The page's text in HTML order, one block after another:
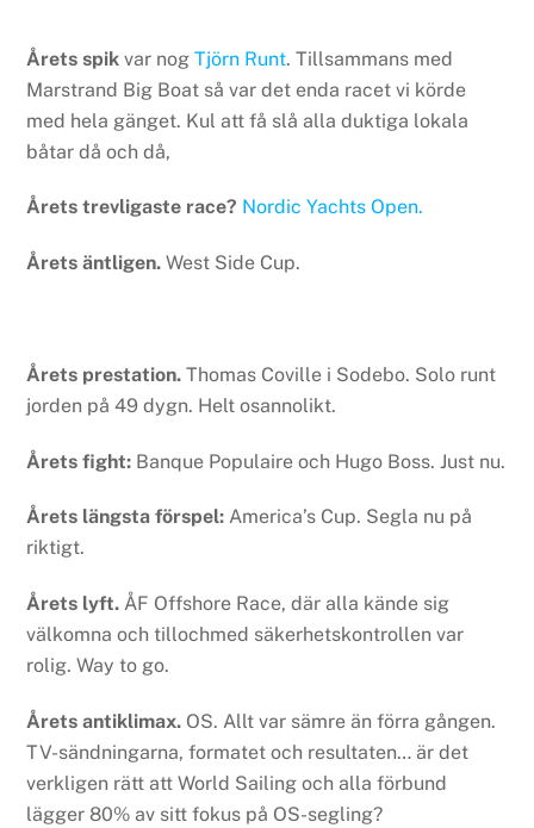
Årets spik var nogTjörn Runt. Tillsammans med
Marstrand Big Boat så var det enda racet vi körde
med hela gänget. Kul att få slå alla duktiga lokala
båtar då och då,
Årets trevligaste race? Nordic Yachts Open.
Årets äntligen. West Side Cup.
Årets prestation. Thomas Coville i Sodebo. Solo runt
jorden på 49 dygn. Helt osannolikt.
Årets fight: Banque Populaire och Hugo Boss. Just nu.
Årets längsta förspel: America’s Cup. Segla nu på
riktigt.
Årets lyft. ÅF Offshore Race, där alla kände sig
välkomna och tillochmed säkerhetskontrollen var
rolig. Way to go.
Årets antiklimax. OS. Allt var sämre än förra gången.
TV-sändningarna, formatet och resultaten… är det
verkligen rätt att World Sailing och alla förbund
lägger 80% av sitt fokus på OS-segling?